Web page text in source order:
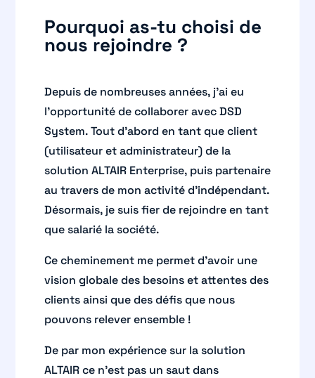
Pourquoi as-tu choisi de
nous rejoindre ?
Depuis de nombreuses années, j’ai eu
l’opportunité de collaborer avec DSD
System. Tout d’abord en tant que client
(utilisateur et administrateur) de la
solution ALTAIR Enterprise, puis partenaire
au travers de mon activité d’indépendant.
Désormais, je suis fier de rejoindre en tant
que salarié la société.
Ce cheminement me permet d’avoir une
vision globale des besoins et attentes des
clients ainsi que des défis que nous
pouvons relever ensemble !
De par mon expérience sur la solution
ALTAIR ce n’est pas un saut dans